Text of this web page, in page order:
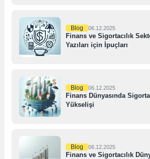
Blog 06.12.2025
Finans ve Sigortacılık
Yazıları için İpuçları
Blog 06.12.2025
Finans Dünyasında
Yükselişi
Blog 06.12.2025
Finans ve Sigortacılık